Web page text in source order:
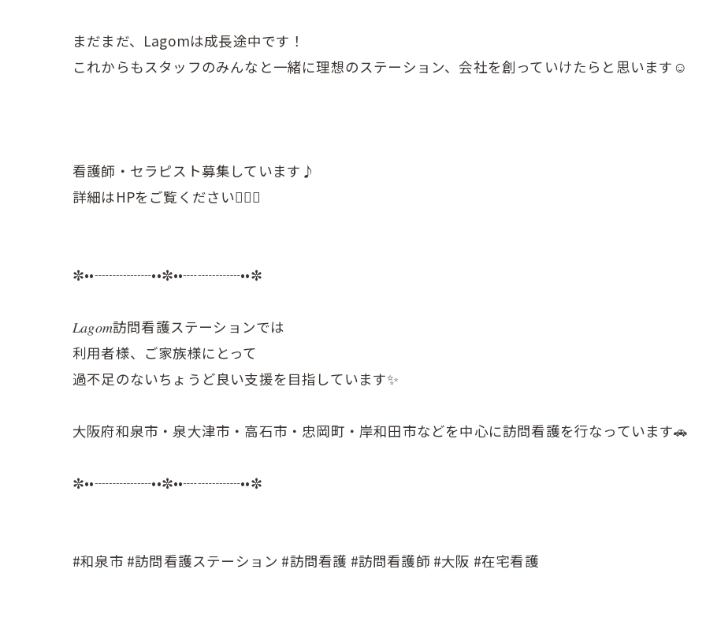
まだまだ、Lagomは成長途中です！
これからもスタッフのみんなと一緒に理想のステーション、会社を創っていけたらと思います☺️
看護師・セラピスト募集しています♪
詳細はHPをご覧ください💁🏻‍♀️
✼••┈┈┈┈••✼••┈┈┈┈••✼
𝐿𝑎𝑔𝑜𝑚訪問看護ステーションでは
利用者様、ご家族様にとって
過不足のないちょうど良い支援を目指しています✨
大阪府和泉市・泉大津市・高石市・忠岡町・岸和田市などを中心に訪問看護を行なっています🚗
✼••┈┈┈┈••✼••┈┈┈┈••✼
#和泉市 #訪問看護ステーション #訪問看護 #訪問看護師 #大阪 #在宅看護